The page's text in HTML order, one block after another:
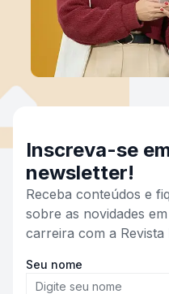
Inscreva-se
newsletter!
Receba conteúdos e
sobre as novidades
carreira com a Revista
Seu nome